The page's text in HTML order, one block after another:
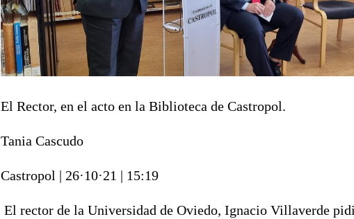
El Rector, en el acto en la Biblioteca de Castropol.
Tania Cascudo
Castropol | 26·10·21 | 15:19
El rector de la Universidad de Oviedo, Ignacio Villaverde